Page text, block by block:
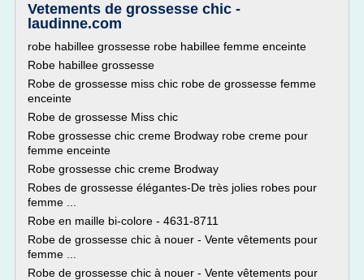
Vetements de grossesse chic -
laudinne.com
robe habillee grossesse robe habillee femme enceinte
Robe habillee grossesse
Robe de grossesse miss chic robe de grossesse femme
enceinte
Robe de grossesse Miss chic
Robe grossesse chic creme Brodway robe creme pour
femme enceinte
Robe grossesse chic creme Brodway
Robes de grossesse élégantes-De très jolies robes pour
femme ...
Robe en maille bi-colore - 4631-8711
Robe de grossesse chic à nouer - Vente vêtements pour
femme ...
Robe de grossesse chic à nouer - Vente vêtements pour